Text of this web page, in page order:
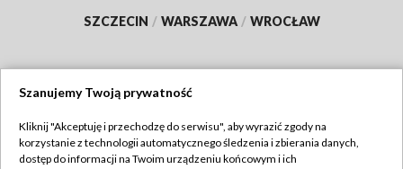
SZCZECIN / WARSZAWA / WROCŁAW
TVP
Szanujemy Twoją prywatność
Kliknij "Akceptuję i przechodzę do serwisu", aby wyrazić zgody na
korzystanie z technologii automatycznego śledzenia i zbierania danych,
dostęp do informacji na Twoim urządzeniu końcowym i ich